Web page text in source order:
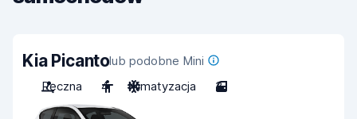
Kia Picantolub podobne Mini
Ręczna
4 Klimatyzacja 3